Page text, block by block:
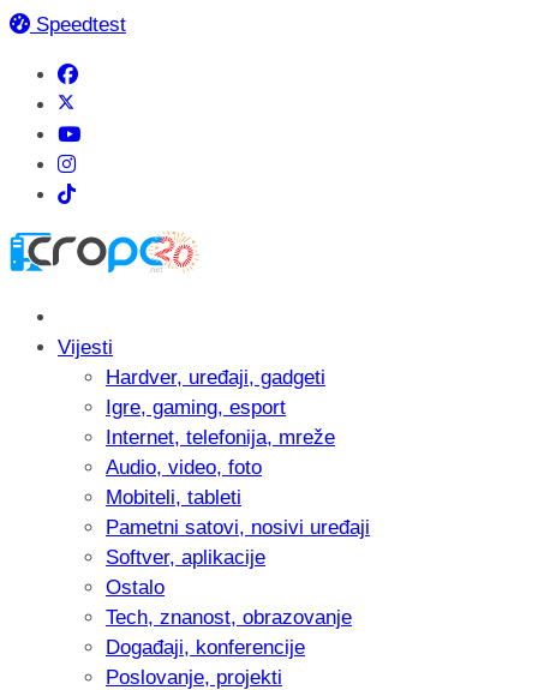
Speedtest
Vijesti
Hardver, uređaji, gadgeti
Igre, gaming, esport
Internet, telefonija, mreže
Audio, video, foto
Mobiteli, tableti
Pametni satovi, nosivi uređaji
Softver, aplikacije
Ostalo
Tech, znanost, obrazovanje
Događaji, konferencije
Poslovanje, projekti